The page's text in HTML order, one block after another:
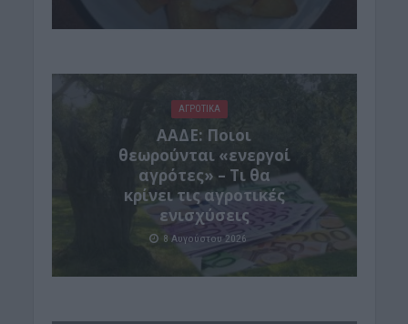
ΑΓΡΟΤΙΚΑ
ΑΑΔΕ: Ποιοι
θεωρούνται «ενεργοί
αγρότες» – Τι θα
κρίνει τις αγροτικές
ενισχύσεις
8 Αυγούστου 2026